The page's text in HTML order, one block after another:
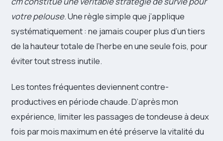
votre pelouse. Une règle simple que j’applique
systématiquement : ne jamais couper plus d’un tiers
de la hauteur totale de l’herbe en une seule fois, pour
éviter tout stress inutile.
Les tontes fréquentes deviennent contre-
productives en période chaude. D’après mon
expérience, limiter les passages de tondeuse à deux
fois par mois maximum en été préserve la vitalité du